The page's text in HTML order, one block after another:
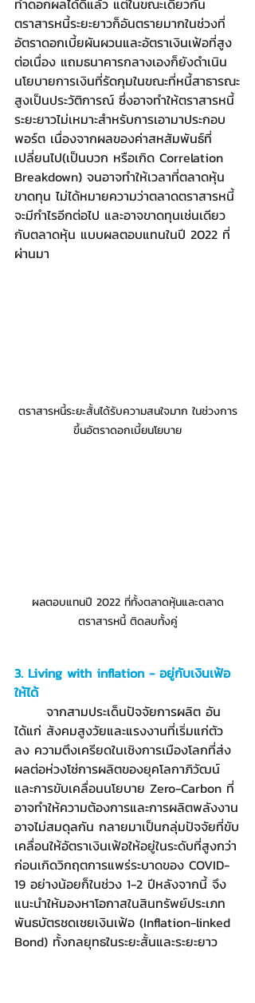
ตราสารหนี้ระยะยาวก็อันตรายมากในช่วงที่
อัตราดอกเบี้ยผันผวนและอัตราเงินเฟ้อที่สูง
ต่อเนื่อง แถมธนาคารกลางเองก็ยังดำเนิน
นโยบายการเงินที่รัดกุมในขณะที่หนี้สาธารณะ
สูงเป็นประวัติการณ์ ซึ่งอาจทำให้ตราสารหนี้
ระยะยาวไม่เหมาะสำหรับการเอามาประกอบ
พอร์ต เนื่องจากผลของค่าสหสัมพันธ์ที่
เปลี่ยนไป(เป็นบวก หรือเกิด Correlation
Breakdown) จนอาจทำให้เวลาที่ตลาดหุ้น
ขาดทุน ไม่ได้หมายความว่าตลาดตราสารหนี้
จะมีกำไรอีกต่อไป และอาจขาดทุนเช่นเดียว
กับตลาดหุ้น แบบผลตอบแทนในปี 2022 ที่
ผ่านมา
ตราสารหนี้ระยะสั้นได้รับความสนใจมาก ในช่วงการ
ขึ้นอัตราดอกเบี้ยนโยบาย
ผลตอบแทนปี 2022 ที่ทั้งตลาดหุ้นและตลาด
ตราสารหนี้ ติดลบทั้งคู่
3. Living with inflation - อยู่กับเงินเฟ้อ
ให้ได้
ได้แก่ สังคมสูงวัยและแรงงานที่เริ่มแก่ตัว
ลง ความตึงเครียดในเชิงการเมืองโลกที่ส่ง
ผลต่อห่วงโซ่การผลิตของยุคโลกาภิวัฒน์
และการขับเคลื่อนนโยบาย Zero-Carbon ที่
อาจทำให้ความต้องการและการผลิตพลังงาน
อาจไม่สมดุลกัน กลายมาเป็นกลุ่มปัจจัยที่ขับ
เคลื่อนให้อัตราเงินเฟ้อให้อยู่ในระดับที่สูงกว่า
ก่อนเกิดวิกฤตการแพร่ระบาดของ COVID-
19 อย่างน้อยก็ในช่วง 1-2 ปีหลังจากนี้ จึง
แนะนำให้มองหาโอกาสในสินทรัพย์ประเภท
พันธบัตรชดเชยเงินเฟ้อ (Inflation-linked
Bond) ทั้งกลยุทธในระยะสั้นและระยะยาว